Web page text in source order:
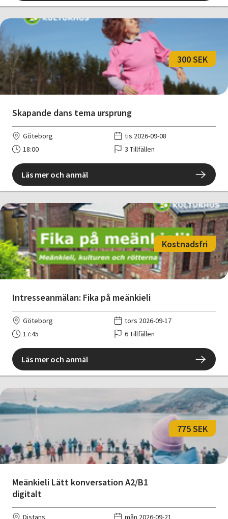
Skapande dans tema ursprung
300 SEK
Göteborg
tis 2026-09-08
18:00
3 Tillfällen
Läs mer och anmäl
Intresseanmälan: Fika på meänkieli
Kostnadsfri
Göteborg
tors 2026-09-17
17:45
6 Tillfällen
Läs mer och anmäl
Meänkieli Lätt konversation A2/B1
digitalt
775 SEK
Distans
mån 2026-09-21